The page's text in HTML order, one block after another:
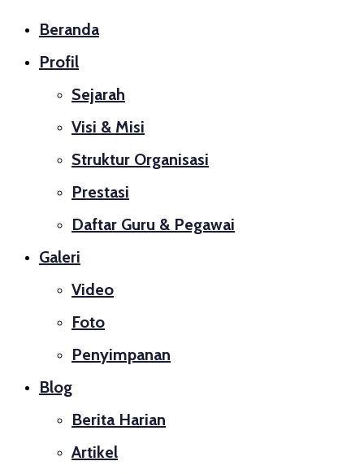
Beranda
Profil
Sejarah
Visi & Misi
Struktur Organisasi
Prestasi
Daftar Guru & Pegawai
Galeri
Video
Foto
Penyimpanan
Blog
Berita Harian
Artikel